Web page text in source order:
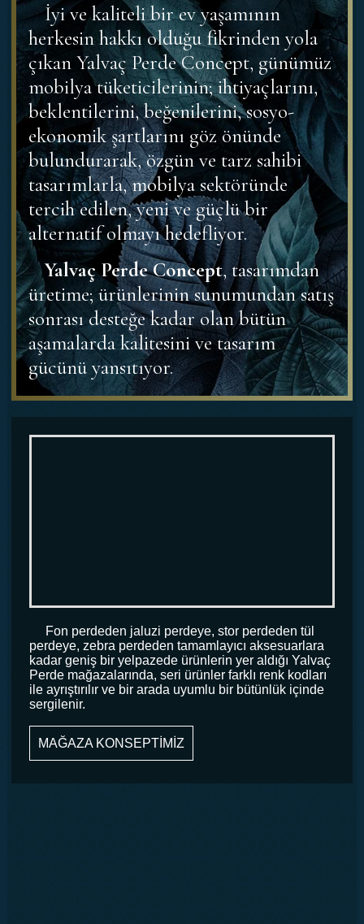
İyi ve kaliteli bir ev yaşamının
herkesin hakkı olduğu fikrinden yola
çıkan Yalvaç Perde Concept, günümüz
mobilya tüketicilerinin; ihtiyaçlarını,
beklentilerini, beğenilerini, sosyo-
ekonomik şartlarını göz önünde
bulundurarak, özgün ve tarz sahibi
tasarımlarla, mobilya sektöründe
tercih edilen, yeni ve güçlü bir
alternatif olmayı hedefliyor.
Yalvaç Perde Concept, tasarımdan
üretime; ürünlerinin sunumundan satış
sonrası desteğe kadar olan bütün
aşamalarda kalitesini ve tasarım
gücünü yansıtıyor.
Fon perdeden jaluzi perdeye, stor perdeden tül
perdeye, zebra perdeden tamamlayıcı aksesuarlara
kadar geniş bir yelpazede ürünlerin yer aldığı Yalvaç
Perde mağazalarında, seri ürünler farklı renk kodları
ile ayrıştırılır ve bir arada uyumlu bir bütünlük içinde
sergilenir.
MAĞAZA KONSEPTİMİZ